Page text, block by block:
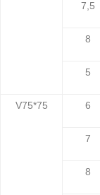
7,5
8
5
V75*75 6
7
8